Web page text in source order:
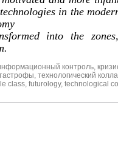
in the
into the
контроль
технологический
class futurology, technological